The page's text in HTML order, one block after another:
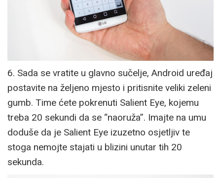
6. Sada se vratite u glavno sučelje, Android uređaj
postavite na željeno mjesto i pritisnite veliki zeleni
gumb. Time ćete pokrenuti Salient Eye, kojemu
treba 20 sekundi da se “naoruža”. Imajte na umu
doduše da je Salient Eye izuzetno osjetljiv te
stoga nemojte stajati u blizini unutar tih 20
sekunda.